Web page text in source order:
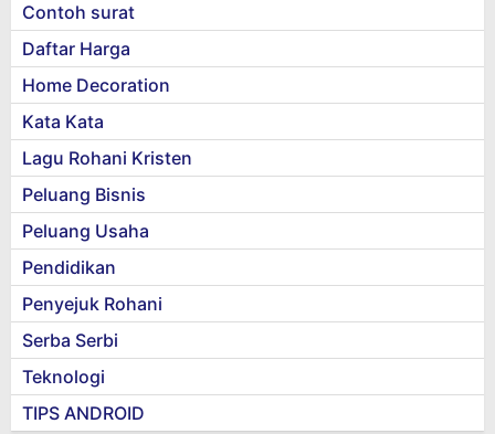
Contoh surat
Daftar Harga
Home Decoration
Kata Kata
Lagu Rohani Kristen
Peluang Bisnis
Peluang Usaha
Pendidikan
Penyejuk Rohani
Serba Serbi
Teknologi
TIPS ANDROID